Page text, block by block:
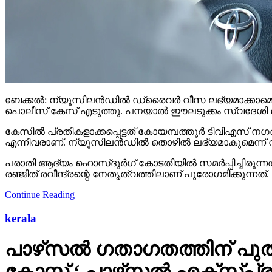
ബേക്കല്‍: ന്യൂസിലന്‍ഡില്‍ ഡ്രൈവര്‍ വീസ ലഭ്യമാക്കാമെന്ന്
പൊലീസ് കേസ് എടുത്തു. പനയാല്‍ ഈലടുക്കം സ്വദേശി
കേസില്‍ പ്രതികളാക്കപ്പെട്ടത് കോയമ്പത്തൂര്‍ ടിവിഎസ്
എന്നിവരാണ്. ന്യൂസിലന്‍ഡില്‍ തൊഴില്‍ ലഭ്യമാകുമെന്ന്
പരാതി ആദ്യം ഹൊസ്ദുര്‍ഗ് കോടതിയില്‍
രഞ്ജിത് രവീന്ദ്രന്റെ നേതൃത്വത്തിലാണ് പുരോഗമിക്കുന്നത്.
Continue Reading
kerala
പാഴ്‌സല്‍ ഗതാഗതത്തിന്